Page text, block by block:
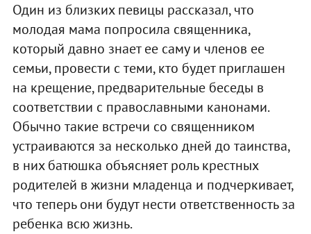
Один из близких певицы рассказал, что
молодая мама попросила священника,
который давно знает ее саму и членов ее
семьи, провести с теми, кто будет приглашен
на крещение, предварительные беседы в
соответствии с православными канонами.
Обычно такие встречи со священником
устраиваются за несколько дней до таинства,
в них батюшка объясняет роль крестных
родителей в жизни младенца и подчеркивает,
что теперь они будут нести ответственность за
ребенка всю жизнь.